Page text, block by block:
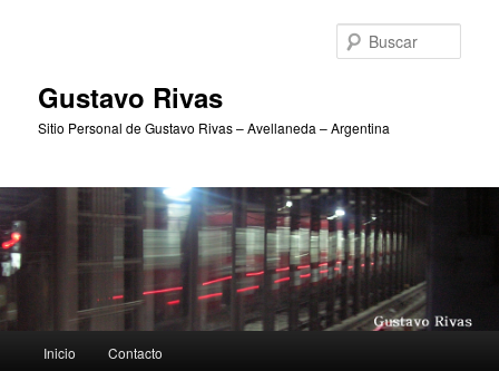
Gustavo Rivas
Sitio Personal de Gustavo Rivas – Avellaneda – Argentina
principal
Inicio Contacto